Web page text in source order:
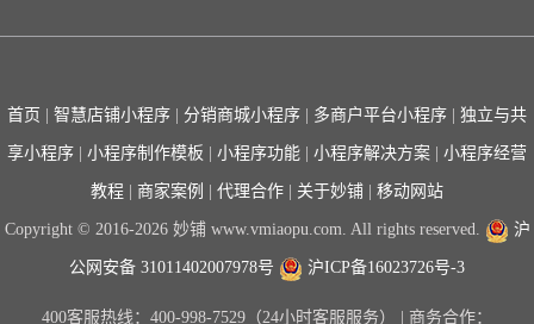
首页 智慧店铺小程序 分销商城小程序 多商户平台小程序 独立与共
享小程序 小程序制作模板 小程序功能 小程序解决方案 小程序经营
教程 商家案例 代理合作 关于妙铺 移动网站
Copyright © 2016-2026 妙铺 www.vmiaopu.com. All rights reserved. 沪
公网安备 31011402007978号 沪ICP备16023726号-3
400客服热线：400-998-7529（24小时客服服务） | 商务合作：